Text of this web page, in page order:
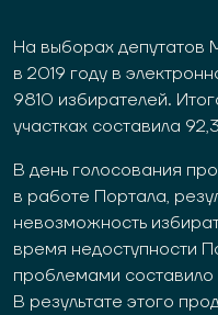
На выборах депутатов
в 2019 году в
9810 избирателей.
участках составила
В день голосования
в работе Портала,
невозможность
время недоступности
проблемами составило
В результате этого